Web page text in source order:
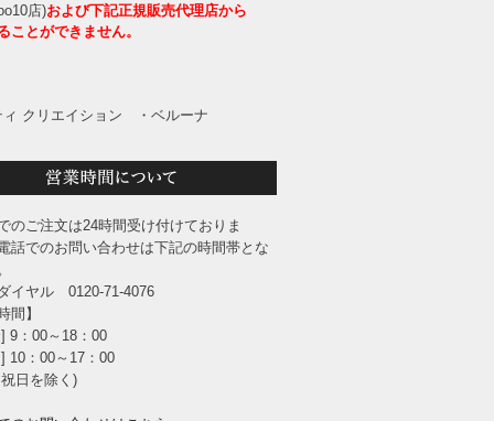
店)および下記正規販売代理店から
とができません。
ィ クリエイション
・ベルーナ
のご注文は24時間受け付けておりま
話でのお問い合わせは下記の時間帯とな
イヤル 0120-71-4076
間】
9：00～18：00
：00～17：00
日を除く)